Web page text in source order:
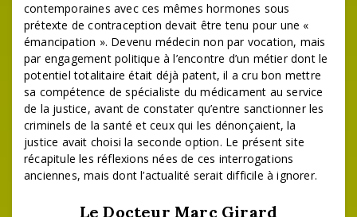
contemporaines avec ces mêmes hormones sous
prétexte de contraception devait être tenu pour une «
émancipation ». Devenu médecin non par vocation, mais
par engagement politique à l’encontre d’un métier dont le
potentiel totalitaire était déjà patent, il a cru bon mettre
sa compétence de spécialiste du médicament au service
de la justice, avant de constater qu’entre sanctionner les
criminels de la santé et ceux qui les dénonçaient, la
justice avait choisi la seconde option. Le présent site
récapitule les réflexions nées de ces interrogations
anciennes, mais dont l’actualité serait difficile à ignorer.
Le Docteur Marc Girard